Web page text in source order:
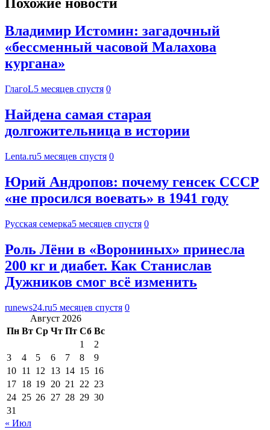
Владимир Истомин: загадочный
«бессменный часовой Малахова
кургана»
ГлагоL5 месяцев спустя 0
Найдена самая старая
долгожительница в истории
Lenta.ru5 месяцев спустя 0
Юрий Андропов: почему генсек СССР
«не просился воевать» в 1941 году
Русская семерка5 месяцев спустя 0
Роль Лёни в «Ворониных» принесла
200 кг и диабет. Как Станислав
Дужников смог всё изменить
runews24.ru5 месяцев спустя 0
Август 2026
Пн Вт Ср Чт Пт Сб Вс
1
2
3
4 5 6 7 8
9
10 11 12 13 14 15 16
17 18 19 20 21 22 23
24 25 26 27 28 29 30
31
« Июл